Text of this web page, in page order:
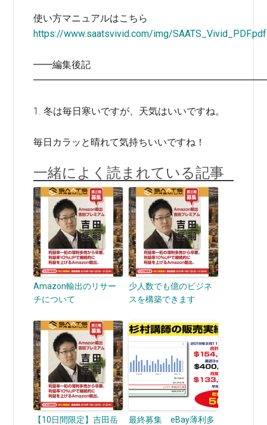
使い方マニュアルはこちら
https://www.saatsvivid.com/img/SAATS_Vivid_PDF.pdf
━━編集後記
1. 冬は毎日寒いですが、天気はいいですね。
毎日カラッと晴れて気持ちいいですね！
一緒によく読まれている記事
Amazon輸出のリサー
チについて
少人数でも億のビジネ
スを構築できます
【10日間限定】吉田岳
最終募集 eBay薄利多